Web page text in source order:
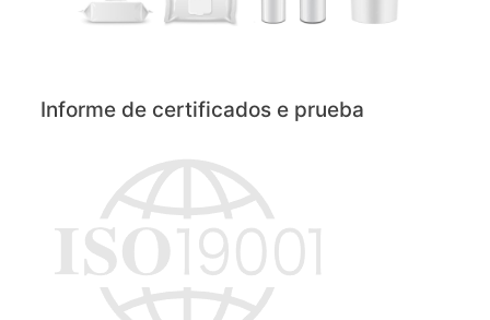
Informe de certificados e prueba